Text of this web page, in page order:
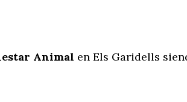
Animal en Els Garidells